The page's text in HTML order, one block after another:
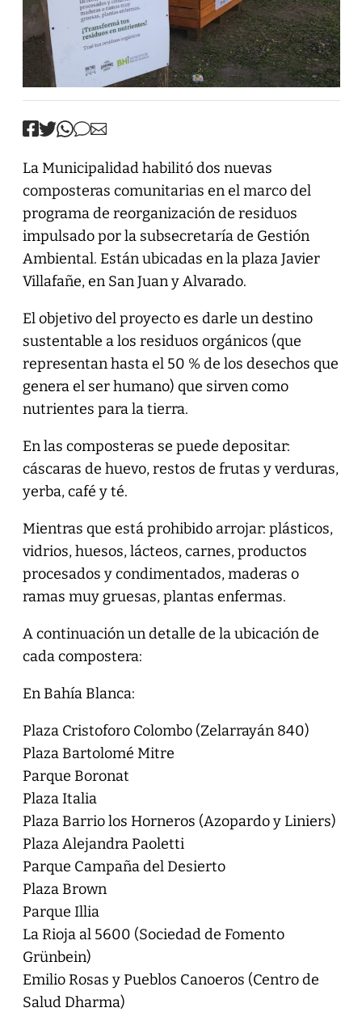
La Municipalidad habilitó dos nuevas
composteras comunitarias en el marco del
programa de reorganización de residuos
impulsado por la subsecretaría de Gestión
Ambiental. Están ubicadas en la plaza Javier
Villafañe, en San Juan y Alvarado.
El objetivo del proyecto es darle un destino
sustentable a los residuos orgánicos (que
representan hasta el 50 % de los desechos que
genera el ser humano) que sirven como
nutrientes para la tierra.
En las composteras se puede depositar:
cáscaras de huevo, restos de frutas y verduras,
yerba, café y té.
Mientras que está prohibido arrojar: plásticos,
vidrios, huesos, lácteos, carnes, productos
procesados y condimentados, maderas o
ramas muy gruesas, plantas enfermas.
A continuación un detalle de la ubicación de
cada compostera:
En Bahía Blanca:
Plaza Cristoforo Colombo (Zelarrayán 840)
Plaza Bartolomé Mitre
Parque Boronat
Plaza Italia
Plaza Barrio los Horneros (Azopardo y Liniers)
Plaza Alejandra Paoletti
Parque Campaña del Desierto
Plaza Brown
Parque Illia
La Rioja al 5600 (Sociedad de Fomento
Grünbein)
Emilio Rosas y Pueblos Canoeros (Centro de
Salud Dharma)